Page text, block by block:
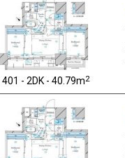
401 - 2DK - 40.79m2